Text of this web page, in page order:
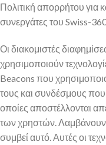
Πολιτική απορρήτου για
συνεργάτες του Swiss-
Οι διακομιστές
χρησιμοποιούν
Beacons που
τους και συνδέσμους που
οποίες αποστέλλονται
των χρηστών. Λαμβάνουν
συμβεί αυτό. Αυτές οι